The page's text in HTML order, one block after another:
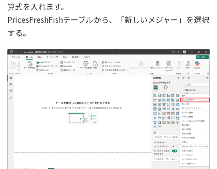
算式を入れます。
PricesFreshFishテーブルから、「新しいメジャー」を選択
する。